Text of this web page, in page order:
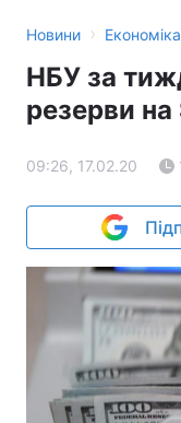
Новини › Економіка
НБУ за
резерви на
09:26, 17.02.20